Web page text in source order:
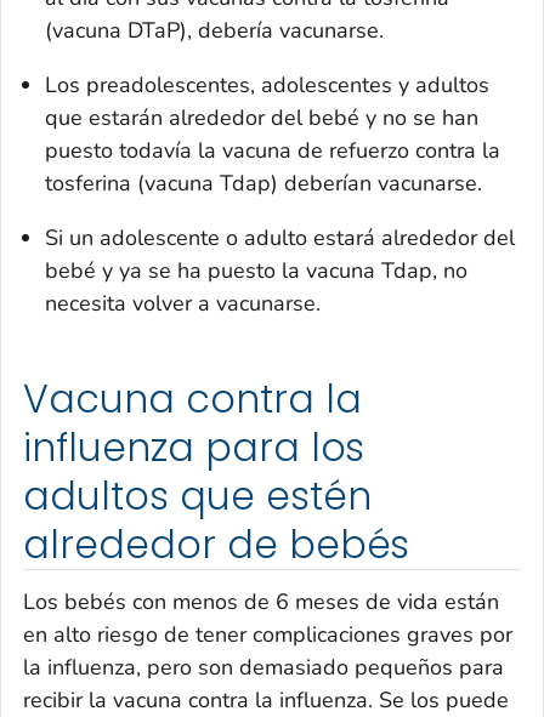
(vacuna DTaP), debería vacunarse.
Los preadolescentes, adolescentes y adultos
que estarán alrededor del bebé y no se han
puesto todavía la vacuna de refuerzo contra la
tosferina (vacuna Tdap) deberían vacunarse.
Si un adolescente o adulto estará alrededor del
bebé y ya se ha puesto la vacuna Tdap, no
necesita volver a vacunarse.
Vacuna contra la
influenza para los
adultos que estén
alrededor de bebés
Los bebés con menos de 6 meses de vida están
en alto riesgo de tener complicaciones graves por
la influenza, pero son demasiado pequeños para
recibir la vacuna contra la influenza. Se los puede